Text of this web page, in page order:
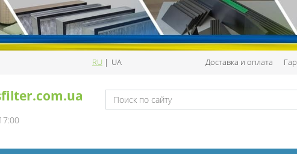
RU| UA Доставка и оплата